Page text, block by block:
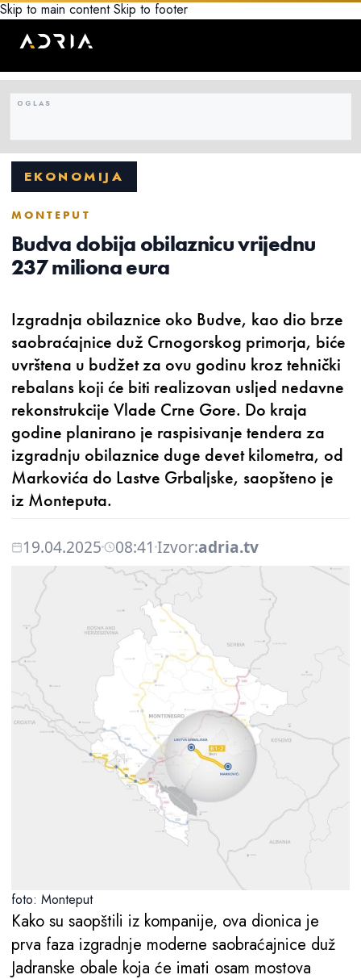
Skip to main content Skip to footer
EKONOMIJA
MONTEPUT
Budva dobija obilaznicu vrijednu
237 miliona eura
Izgradnja obilaznice oko Budve, kao dio brze
saobraćajnice duž Crnogorskog primorja, biće
uvrštena u budžet za ovu godinu kroz tehnički
rebalans koji će biti realizovan usljed nedavne
rekonstrukcije Vlade Crne Gore. Do kraja
godine planirano je raspisivanje tendera za
izgradnju obilaznice duge devet kilometra, od
Markovića do Lastve Grbaljske, saopšteno je
iz Monteputa.
19.04.2025 08:41 Izvor:adria.tv
foto: Monteput
Kako su saopštili iz kompanije, ova dionica je
prva faza izgradnje moderne saobraćajnice duž
Jadranske obale koja će imati osam mostova